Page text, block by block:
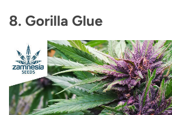
CBD
0-1%
8. Gorilla Glue